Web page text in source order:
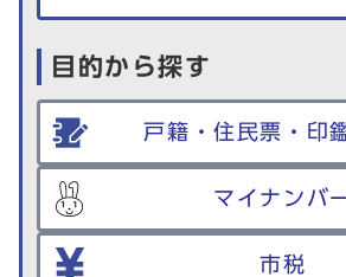
目的から探す
戸籍・住民票・印
マイナンバ
市税